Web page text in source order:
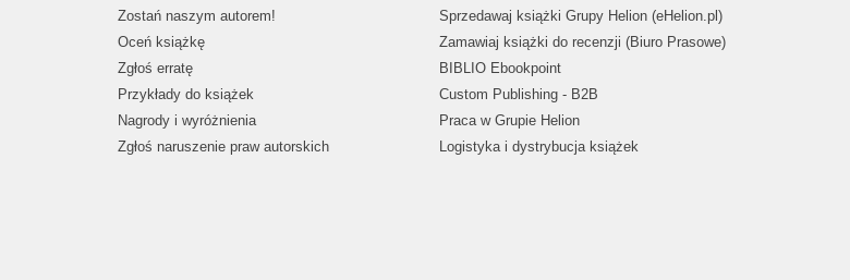
Zostań naszym autorem!
Oceń książkę
Zgłoś erratę
Przykłady do książek
Nagrody i wyróżnienia
Zgłoś naruszenie praw autorskich
Sprzedawaj książki Grupy Helion (eHelion.pl)
Zamawiaj książki do recenzji (Biuro Prasowe)
BIBLIO Ebookpoint
Custom Publishing - B2B
Praca w Grupie Helion
Logistyka i dystrybucja książek